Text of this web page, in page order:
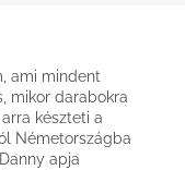
ami mindent
mikor darabokra
készteti a
Németországba
apja